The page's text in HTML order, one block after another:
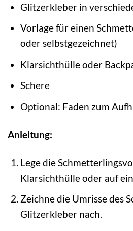
Glitzerkleber in
Vorlage für einen
oder selbstgezeichnet)
Klarsichthülle oder
Schere
Optional: Faden zum
Anleitung:
Lege die
Klarsichthülle oder auf
Zeichne die Umrisse des
Glitzerkleber nach.